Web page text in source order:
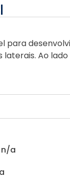
Ao
n/a